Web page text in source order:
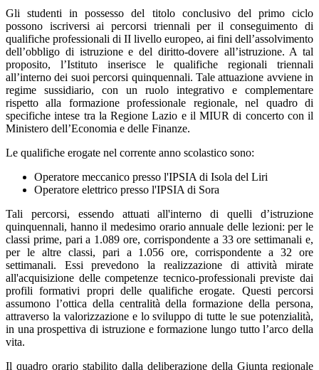
Gli studenti in possesso del titolo conclusivo del primo ciclo
possono iscriversi ai percorsi triennali per il conseguimento di
qualifiche professionali di II livello europeo, ai fini dell’assolvimento
dell’obbligo di istruzione e del diritto-dovere all’istruzione. A tal
proposito, l’Istituto inserisce le qualifiche regionali triennali
all’interno dei suoi percorsi quinquennali. Tale attuazione avviene in
regime sussidiario, con un ruolo integrativo e complementare
rispetto alla formazione professionale regionale, nel quadro di
specifiche intese tra la Regione Lazio e il MIUR di concerto con il
Ministero dell’Economia e delle Finanze.
Le qualifiche erogate nel corrente anno scolastico sono:
Operatore meccanico presso l'IPSIA di Isola del Liri
Operatore elettrico presso l'IPSIA di Sora
Tali percorsi, essendo attuati all'interno di quelli d’istruzione
quinquennali, hanno il medesimo orario annuale delle lezioni: per le
classi prime, pari a 1.089 ore, corrispondente a 33 ore settimanali e,
per le altre classi, pari a 1.056 ore, corrispondente a 32 ore
settimanali. Essi prevedono la realizzazione di attività mirate
all'acquisizione delle competenze tecnico-professionali previste dai
profili formativi propri delle qualifiche erogate. Questi percorsi
assumono l’ottica della centralità della formazione della persona,
attraverso la valorizzazione e lo sviluppo di tutte le sue potenzialità,
in una prospettiva di istruzione e formazione lungo tutto l’arco della
vita.
Il quadro orario stabilito dalla deliberazione della Giunta regionale